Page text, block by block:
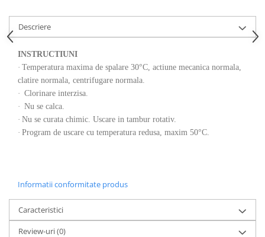
Descriere
INSTRUCTIUNI
· Temperatura maxima de spalare 30°C, actiune mecanica normala,
clatire normala, centrifugare normala.
· Clorinare interzisa.
· Nu se calca.
· Nu se curata chimic. Uscare in tambur rotativ.
· Program de uscare cu temperatura redusa, maxim 50°C.
Informatii conformitate produs
Caracteristici
Review-uri(0)